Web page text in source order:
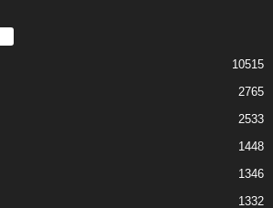
10515
2765
2533
1448
1346
1332